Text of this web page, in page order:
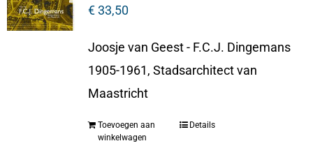
€33,50
Joosje van Geest - F.C.J. Dingemans
1905-1961, Stadsarchitect van
Maastricht
Toevoegen aan
winkelwagen
Details